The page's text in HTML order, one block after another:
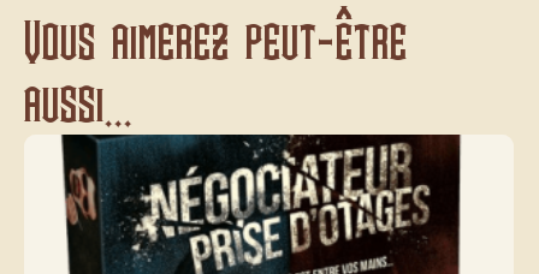
Vous aimerez peut-être
aussi...